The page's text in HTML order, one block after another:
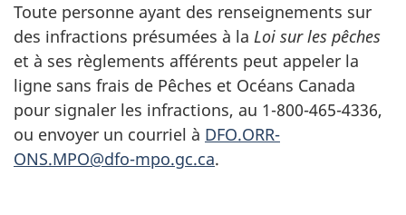
Toute personne ayant des renseignements sur
des infractions présumées à la Loi sur les pêches
et à ses règlements afférents peut appeler la
ligne sans frais de Pêches et Océans Canada
pour signaler les infractions, au 1-800-465-4336,
ou envoyer un courriel à DFO.ORR-
ONS.MPO@dfo-mpo.gc.ca.